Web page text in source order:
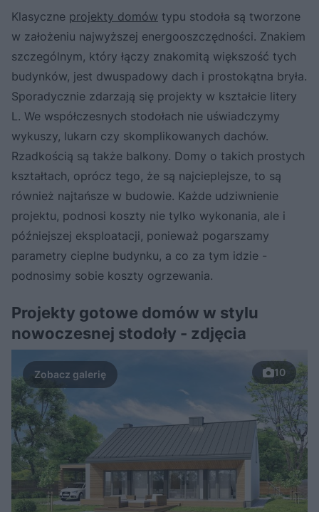
Klasyczne projekty domów typu stodoła są tworzone
w założeniu najwyższej energooszczędności. Znakiem
szczególnym, który łączy znakomitą większość tych
budynków, jest dwuspadowy dach i prostokątna bryła.
Sporadycznie zdarzają się projekty w kształcie litery
L. We współczesnych stodołach nie uświadczymy
wykuszy, lukarn czy skomplikowanych dachów.
Rzadkością są także balkony. Domy o takich prostych
kształtach, oprócz tego, że są najcieplejsze, to są
również najtańsze w budowie. Każde udziwnienie
projektu, podnosi koszty nie tylko wykonania, ale i
późniejszej eksploatacji, ponieważ pogarszamy
parametry cieplne budynku, a co za tym idzie -
podnosimy sobie koszty ogrzewania.
Projekty gotowe domów w stylu
nowoczesnej stodoły - zdjęcia
10